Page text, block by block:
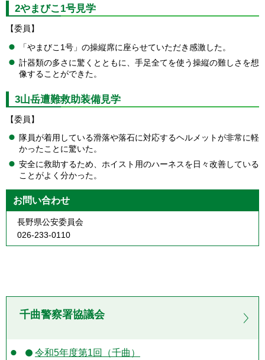
2やまびこ1号見学
【委員】
「やまびこ1号」の操縦席に座らせていただき感激した。
計器類の多さに驚くとともに、手足全てを使う操縦の難しさを想
像することができた。
3山岳遭難救助装備見学
【委員】
隊員が着用している滑落や落石に対応するヘルメットが非常に軽
かったことに驚いた。
安全に救助するため、ホイスト用のハーネスを日々改善している
ことがよく分かった。
お問い合わせ
長野県公安委員会
026-233-0110
千曲警察署協議会
令和5年度第1回（千曲）